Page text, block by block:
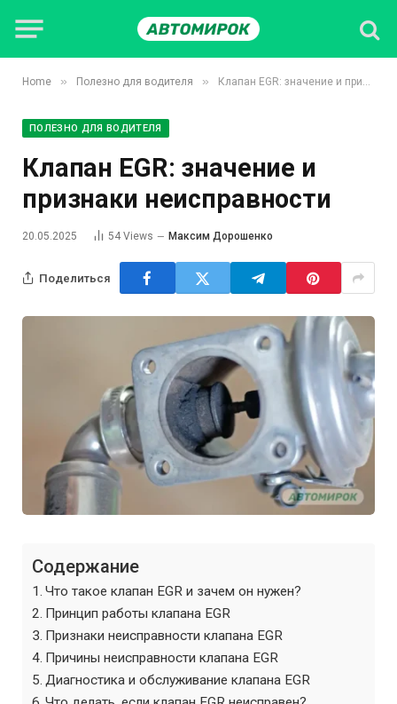
Home » Полезно для водителя » Клапан EGR: значение и признаки неисправности
ПОЛЕЗНО ДЛЯ ВОДИТЕЛЯ
Клапан EGR: значение и
признаки неисправности
20.05.2025 54 Views Максим Дорошенко
Поделиться
Содержание
Что такое клапан EGR и зачем он нужен?
Принцип работы клапана EGR
Признаки неисправности клапана EGR
Причины неисправности клапана EGR
Диагностика и обслуживание клапана EGR